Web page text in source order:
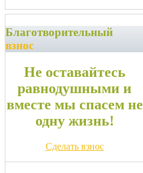
Благотворительный
взнос
Не оставайтесь
равнодушными и
вместе мы спасем не
одну жизнь!
Сделать взнос